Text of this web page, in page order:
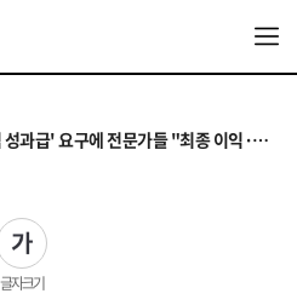
구에 전문가들 "최종 이익·투자 여력 반영해야"
’ 다음은 27조 수주…하반기 5대 사업이 가른다
원 위축까지… 노란봉투법 불확실성 해법은
글자크기